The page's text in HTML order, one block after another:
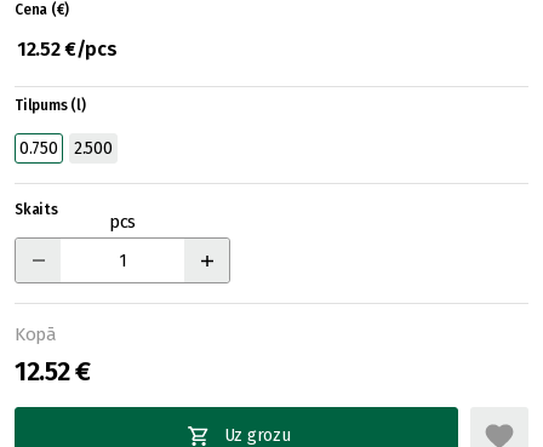
Cena (€)
12.52 €/pcs
Tilpums (l)
0.750 2.500
Skaits
pcs
Kopā
12.52 €
Uz grozu